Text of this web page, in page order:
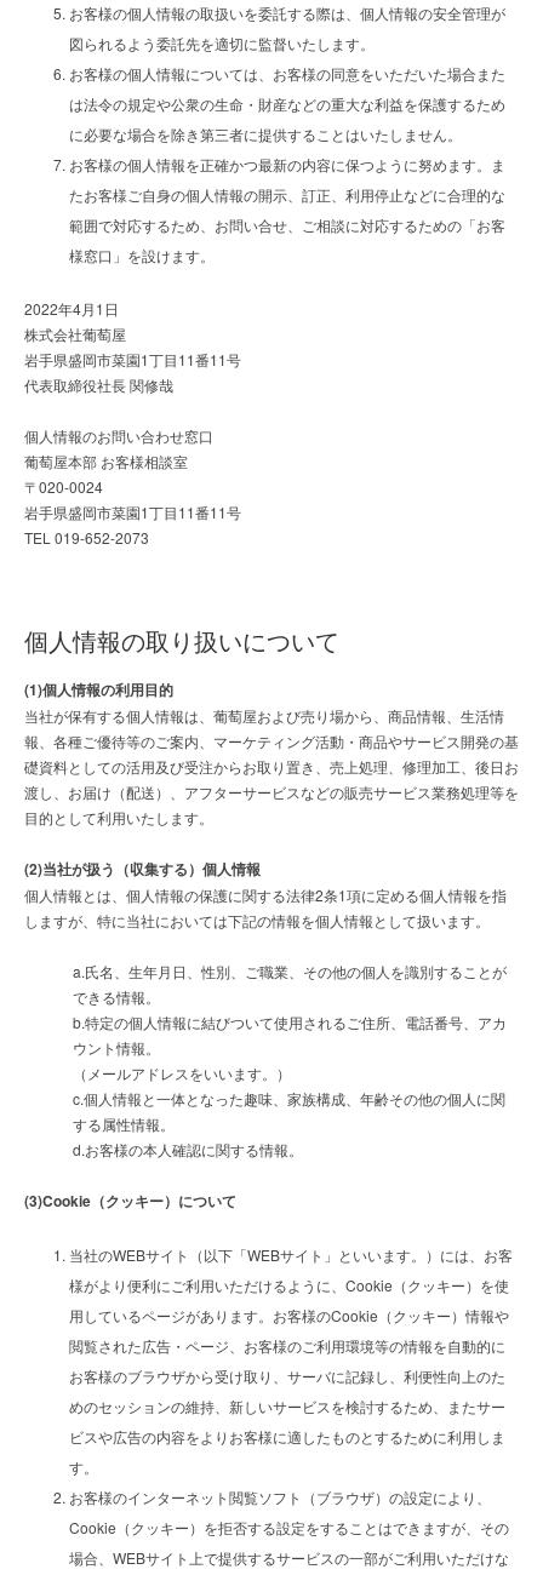
お客様の個人情報の取扱いを委託する際は、個人情報の安全管理が
図られるよう委託先を適切に監督いたします。
お客様の個人情報については、お客様の同意をいただいた場合また
は法令の規定や公衆の生命・財産などの重大な利益を保護するため
に必要な場合を除き第三者に提供することはいたしません。
お客様の個人情報を正確かつ最新の内容に保つように努めます。ま
たお客様ご自身の個人情報の開示、訂正、利用停止などに合理的な
範囲で対応するため、お問い合せ、ご相談に対応するための「お客
様窓口」を設けます。
2022年4月1日
株式会社葡萄屋
岩手県盛岡市菜園1丁目11番11号
代表取締役社長 関修哉
個人情報のお問い合わせ窓口
葡萄屋本部 お客様相談室
〒020-0024
岩手県盛岡市菜園1丁目11番11号
TEL 019-652-2073
個人情報の取り扱いについて
(1)個人情報の利用目的
当社が保有する個人情報は、葡萄屋および売り場から、商品情報、生活情
報、各種ご優待等のご案内、マーケティング活動・商品やサービス開発の基
礎資料としての活用及び受注からお取り置き、売上処理、修理加工、後日お
渡し、お届け（配送）、アフターサービスなどの販売サービス業務処理等を
目的として利用いたします。
(2)当社が扱う（収集する）個人情報
個人情報とは、個人情報の保護に関する法律2条1項に定める個人情報を指
しますが、特に当社においては下記の情報を個人情報として扱います。
a.氏名、生年月日、性別、ご職業、その他の個人を識別することが
できる情報。
b.特定の個人情報に結びついて使用されるご住所、電話番号、アカ
ウント情報。
（メールアドレスをいいます。）
c.個人情報と一体となった趣味、家族構成、年齢その他の個人に関
する属性情報。
d.お客様の本人確認に関する情報。
(3)Cookie（クッキー）について
当社のWEBサイト（以下「WEBサイト」といいます。）には、お客
様がより便利にご利用いただけるように、Cookie（クッキー）を使
用しているページがあります。お客様のCookie（クッキー）情報や
閲覧された広告・ページ、お客様のご利用環境等の情報を自動的に
お客様のブラウザから受け取り、サーバに記録し、利便性向上のた
めのセッションの維持、新しいサービスを検討するため、またサー
ビスや広告の内容をよりお客様に適したものとするために利用しま
す。
お客様のインターネット閲覧ソフト（ブラウザ）の設定により、
Cookie（クッキー）を拒否する設定をすることはできますが、その
場合、WEBサイト上で提供するサービスの一部がご利用いただけな